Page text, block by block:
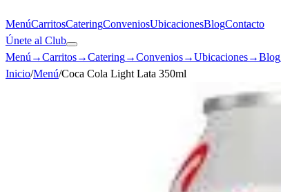
MenúCarritosCateringConveniosUbicacionesBlogContacto
Únete al Club
Menú →Carritos→Catering→Convenios→Ubicaciones→Blog
Inicio/Menú/Coca Cola Light Lata 350ml